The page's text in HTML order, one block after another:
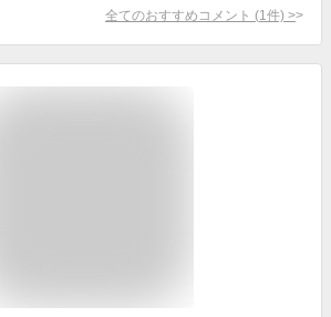
全てのおすすめコメント (1 件) >